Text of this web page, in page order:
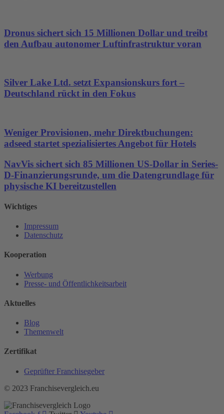
Dronus sichert sich 15 Millionen Dollar und treibt
den Aufbau autonomer Luftinfrastruktur voran
Silver Lake Ltd. setzt Expansionskurs fort –
Deutschland rückt in den Fokus
Weniger Provisionen, mehr Direktbuchungen:
adseed startet spezialisiertes Angebot für Hotels
NavVis sichert sich 85 Millionen US-Dollar in Series-
D-Finanzierungsrunde, um die Datengrundlage für
physische KI bereitzustellen
Wichtiges
Impressum
Datenschutz
Kooperation
Werbung
Presse- und Öffentlichkeitsarbeit
Aktuelles
Blog
Themenwelt
Zertifikat
Geprüfter Franchisegeber
© 2023 Franchisevergleich.eu